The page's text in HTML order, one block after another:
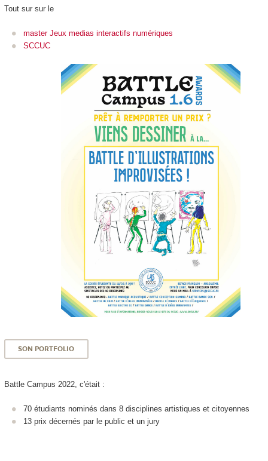
Tout sur sur le
master Jeux medias interactifs numériques
SCCUC
SON PORTFOLIO
Battle Campus 2022, c'était :
70 étudiants nominés dans 8 disciplines artistiques et citoyennes
13 prix décernés par le public et un jury